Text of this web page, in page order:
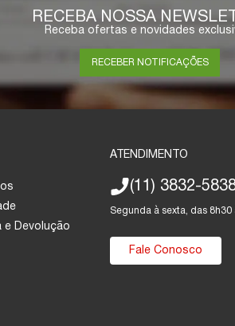
RECEBA NOSSA
Receba ofertas e novidades
RECEBER NOTIFICAÇÕES
e Devolução
ATENDIMENTO
(11) 3832-
Segunda à sexta, das 8h30
Fale Conosco